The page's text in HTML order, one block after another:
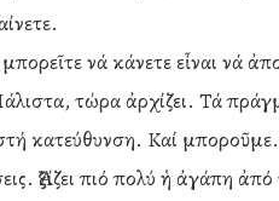
νά κάνετε εἶναι νά
τώρα ἀρχίζει. Τά
κατεύθυνση. Καί μποροῦμε.
Ἀξίζει πιό πολύ ἡ ἀγάπη